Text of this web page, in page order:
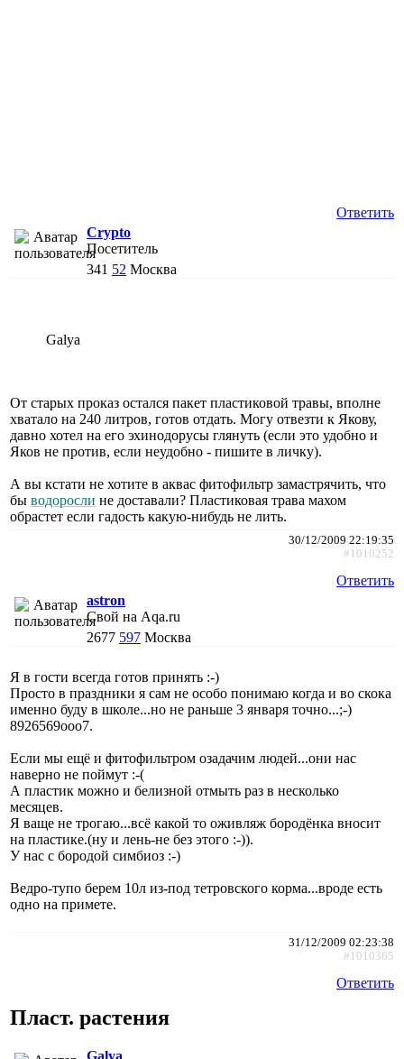
Ответить
Crypto
Посетитель
341 52 Москва
Galya
От старых проказ остался пакет пластиковой травы, вполне
хватало на 240 литров, готов отдать. Могу отвезти к Якову,
давно хотел на его эхинодорусы глянуть (если это удобно и
Яков не против, если неудобно - пишите в личку).
А вы кстати не хотите в аквас фитофильтр замастрячить, что
бы водоросли не доставали? Пластиковая трава махом
обрастет если гадость какую-нибудь не лить.
30/12/2009 22:19:35
#1010252
Ответить
astron
Свой на Aqa.ru
2677 597 Москва
Я в гости всегда готов принять :-)
Просто в праздники я сам не особо понимаю когда и во скока
именно буду в школе...но не раньше 3 января точно...;-)
8926569ооо7.
Если мы ещё и фитофильтром озадачим людей...они нас
наверно не поймут :-(
А пластик можно и белизной отмыть раз в несколько
месяцев.
Я ваще не трогаю...всё какой то оживляж бородёнка вносит
на пластике.(ну и лень-не без этого :-)).
У нас с бородой симбиоз :-)
Ведро-тупо берем 10л из-под тетровского корма...вроде есть
одно на примете.
31/12/2009 02:23:38
#1010365
Ответить
Пласт. растения
Galya